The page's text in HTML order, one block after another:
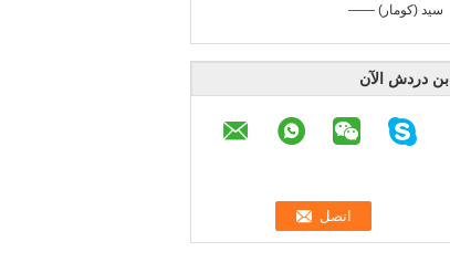
—— سيد (كومار)
ابن دردش الآن